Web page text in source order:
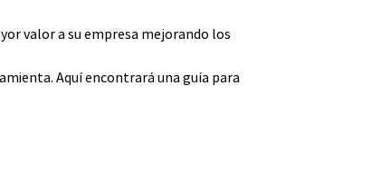
valor a su empresa mejorando los
Aquí encontrará una guía para